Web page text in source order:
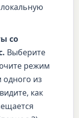
со
Выберите
режим
одного из
как